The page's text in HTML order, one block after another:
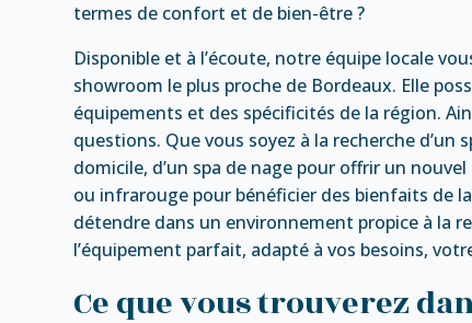
termes de confort et de bien-être ?
Disponible et à l’écoute, notre équipe locale
showroom le plus proche de Bordeaux. Elle
équipements et des spécificités de la région.
questions. Que vous soyez à la recherche
domicile, d’un spa de nage pour offrir un
ou infrarouge pour bénéficier des bienfaits de
détendre dans un environnement propice à la
l’équipement parfait, adapté à vos besoins,
Ce que vous trouverez